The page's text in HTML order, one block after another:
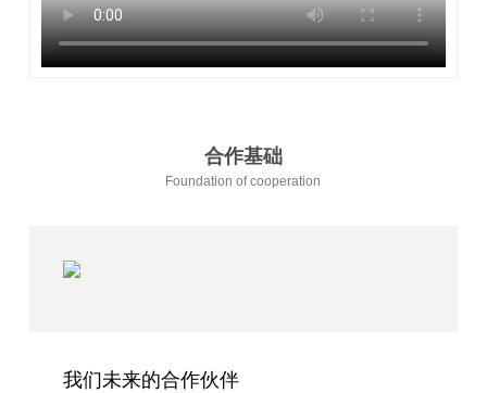
合作基础
Foundation of cooperation
我们未来的合作伙伴